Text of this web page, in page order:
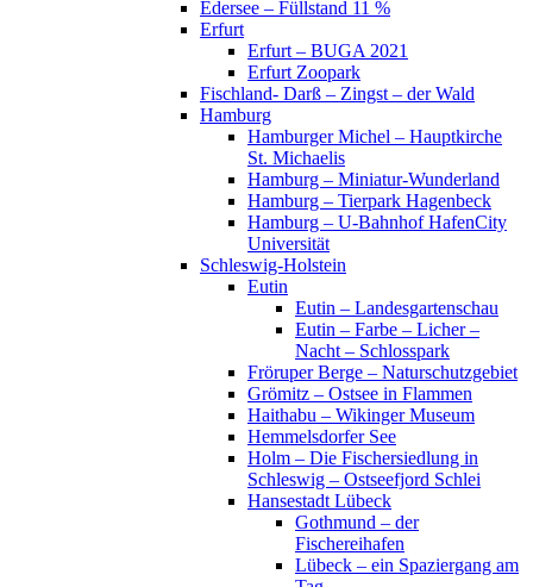
Edersee – Füllstand 11 %
Erfurt
Erfurt – BUGA 2021
Erfurt Zoopark
Fischland- Darß – Zingst – der Wald
Hamburg
Hamburger Michel – Hauptkirche
St. Michaelis
Hamburg – Miniatur-Wunderland
Hamburg – Tierpark Hagenbeck
Hamburg – U-Bahnhof HafenCity
Universität
Schleswig-Holstein
Eutin
Eutin – Landesgartenschau
Eutin – Farbe – Licher –
Nacht – Schlosspark
Fröruper Berge – Naturschutzgebiet
Grömitz – Ostsee in Flammen
Haithabu – Wikinger Museum
Hemmelsdorfer See
Holm – Die Fischersiedlung in
Schleswig – Ostseefjord Schlei
Hansestadt Lübeck
Gothmund – der
Fischereihafen
Lübeck – ein Spaziergang am